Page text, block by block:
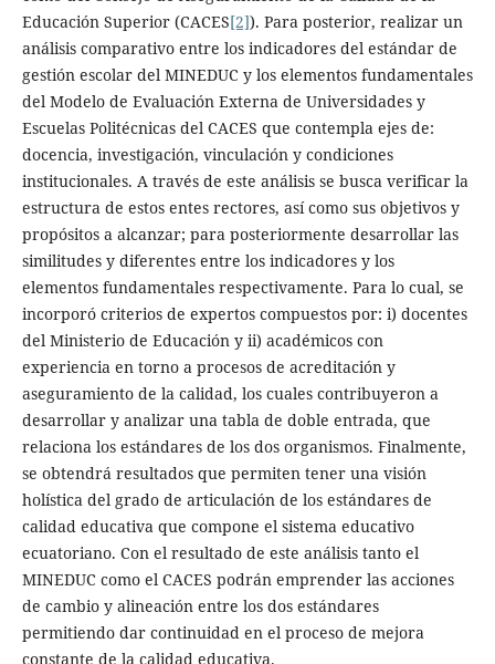
Educación Superior (CACES[2]). Para posterior, realizar un
análisis comparativo entre los indicadores del estándar de
gestión escolar del MINEDUC y los elementos fundamentales
del Modelo de Evaluación Externa de Universidades y
Escuelas Politécnicas del CACES que contempla ejes de:
docencia, investigación, vinculación y condiciones
institucionales. A través de este análisis se busca verificar la
estructura de estos entes rectores, así como sus objetivos y
propósitos a alcanzar; para posteriormente desarrollar las
similitudes y diferentes entre los indicadores y los
elementos fundamentales respectivamente. Para lo cual, se
incorporó criterios de expertos compuestos por: i) docentes
del Ministerio de Educación y ii) académicos con
experiencia en torno a procesos de acreditación y
aseguramiento de la calidad, los cuales contribuyeron a
desarrollar y analizar una tabla de doble entrada, que
relaciona los estándares de los dos organismos. Finalmente,
se obtendrá resultados que permiten tener una visión
holística del grado de articulación de los estándares de
calidad educativa que compone el sistema educativo
ecuatoriano. Con el resultado de este análisis tanto el
MINEDUC como el CACES podrán emprender las acciones
de cambio y alineación entre los dos estándares
permitiendo dar continuidad en el proceso de mejora
constante de la calidad educativa.